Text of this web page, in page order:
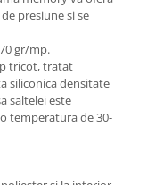
presiune si se
gr/mp.
tricot, tratat
siliconica densitate
saltelei este
temperatura de 30-